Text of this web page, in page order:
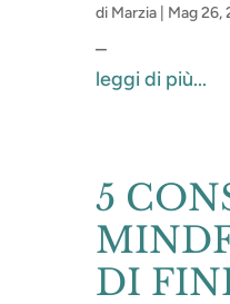
di Marzia Mag 26,
–
leggi di più...
5
DI